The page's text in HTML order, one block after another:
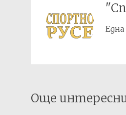
Post
navigation
Още